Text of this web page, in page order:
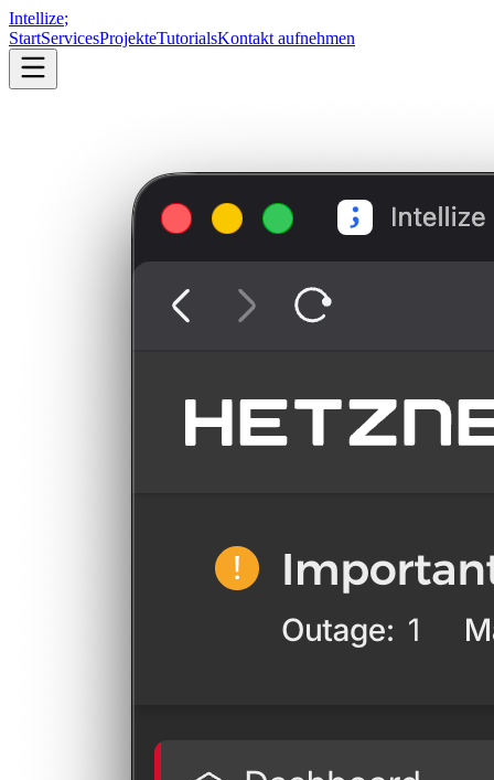
Intellize;
StartServicesProjekteTutorialsKontakt aufnehmen